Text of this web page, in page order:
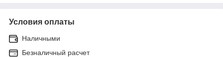
Условия оплаты
Наличными
Безналичный расчет